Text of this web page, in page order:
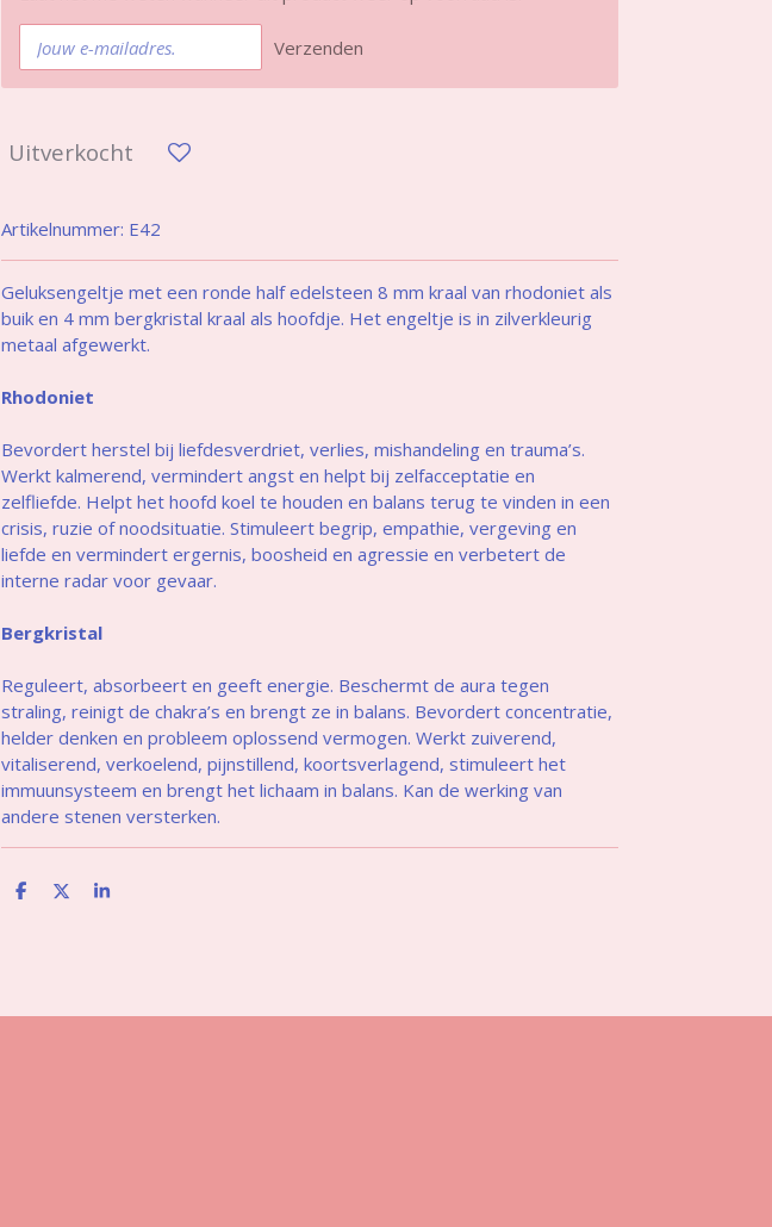
Verzenden
Uitverkocht
Artikelnummer: E42
Geluksengeltje met een ronde half edelsteen 8 mm kraal van rhodoniet als
buik en 4 mm bergkristal kraal als hoofdje. Het engeltje is in zilverkleurig
metaal afgewerkt.
Rhodoniet
Bevordert herstel bij liefdesverdriet, verlies, mishandeling en trauma’s.
Werkt kalmerend, vermindert angst en helpt bij zelfacceptatie en
zelfliefde. Helpt het hoofd koel te houden en balans terug te vinden in een
crisis, ruzie of noodsituatie. Stimuleert begrip, empathie, vergeving en
liefde en vermindert ergernis, boosheid en agressie en verbetert de
interne radar voor gevaar.
Bergkristal
Reguleert, absorbeert en geeft energie. Beschermt de aura tegen
straling, reinigt de chakra’s en brengt ze in balans. Bevordert concentratie,
helder denken en probleem oplossend vermogen. Werkt zuiverend,
vitaliserend, verkoelend, pijnstillend, koortsverlagend, stimuleert het
immuunsysteem en brengt het lichaam in balans. Kan de werking van
andere stenen versterken.
D
D
S